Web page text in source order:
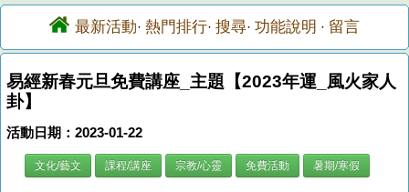
最新活動· 熱門排行· 搜尋· 功能說明 · 留言
易經新春元旦免費講座_主題【2023年運_風火家人
卦】
活動日期：2023-01-22
文化/藝文 課程/講座 宗教/心靈 免費活動 暑期/寒假